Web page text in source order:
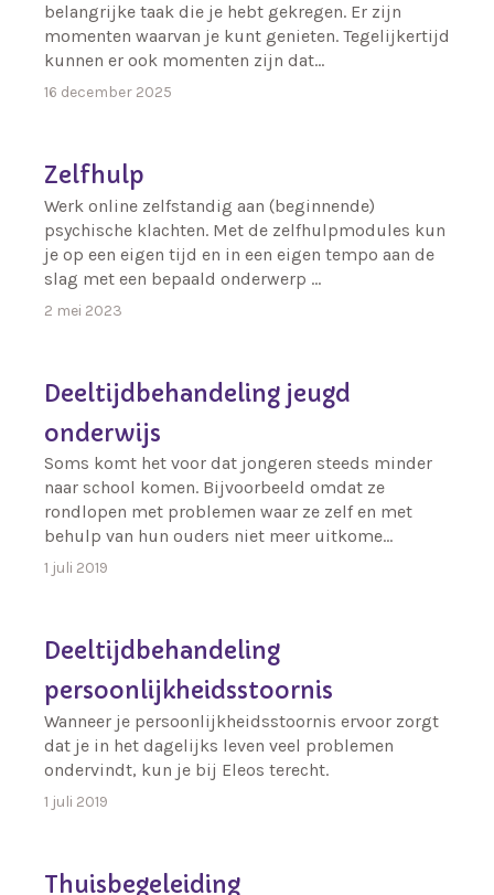
belangrijke taak die je hebt gekregen. Er zijn
momenten waarvan je kunt genieten. Tegelijkertijd
kunnen er ook momenten zijn dat…
16 december 2025
Zelfhulp
Werk online zelfstandig aan (beginnende)
psychische klachten. Met de zelfhulpmodules kun
je op een eigen tijd en in een eigen tempo aan de
slag met een bepaald onderwerp …
2 mei 2023
Deeltijdbehandeling jeugd
onderwijs
Soms komt het voor dat jongeren steeds minder
naar school komen. Bijvoorbeeld omdat ze
rondlopen met problemen waar ze zelf en met
behulp van hun ouders niet meer uitkome…
1 juli 2019
Deeltijdbehandeling
persoonlijkheidsstoornis
Wanneer je persoonlijkheidsstoornis ervoor zorgt
dat je in het dagelijks leven veel problemen
ondervindt, kun je bij Eleos terecht.
1 juli 2019
Thuisbegeleiding